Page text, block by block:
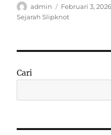
Author
admin
Posted
on
Februari 3, 2026
Sejarah Slipknot
Cari